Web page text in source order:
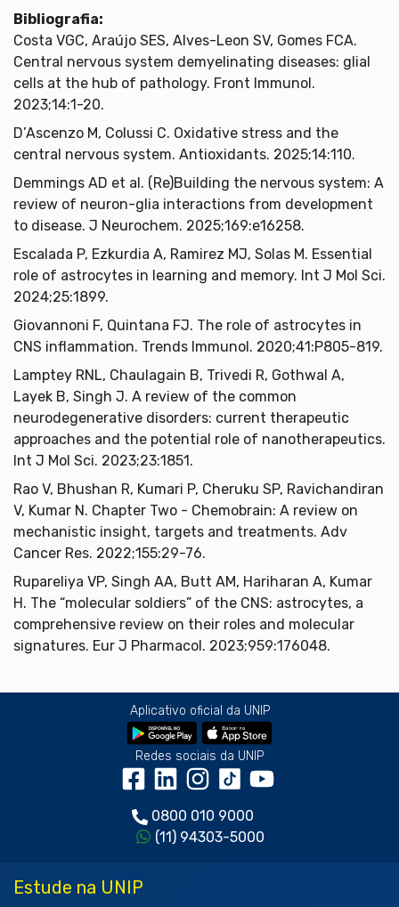
Bibliografia:
Costa VGC, Araújo SES, Alves-Leon SV, Gomes FCA.
Central nervous system demyelinating diseases: glial
cells at the hub of pathology. Front Immunol.
2023;14:1-20.
D’Ascenzo M, Colussi C. Oxidative stress and the
central nervous system. Antioxidants. 2025;14:110.
Demmings AD et al. (Re)Building the nervous system: A
review of neuron-glia interactions from development
to disease. J Neurochem. 2025;169:e16258.
Escalada P, Ezkurdia A, Ramirez MJ, Solas M. Essential
role of astrocytes in learning and memory. Int J Mol Sci.
2024;25:1899.
Giovannoni F, Quintana FJ. The role of astrocytes in
CNS inflammation. Trends Immunol. 2020;41:P805-819.
Lamptey RNL, Chaulagain B, Trivedi R, Gothwal A,
Layek B, Singh J. A review of the common
neurodegenerative disorders: current therapeutic
approaches and the potential role of nanotherapeutics.
Int J Mol Sci. 2023;23:1851.
Rao V, Bhushan R, Kumari P, Cheruku SP, Ravichandiran
V, Kumar N. Chapter Two - Chemobrain: A review on
mechanistic insight, targets and treatments. Adv
Cancer Res. 2022;155:29-76.
Rupareliya VP, Singh AA, Butt AM, Hariharan A, Kumar
H. The “molecular soldiers” of the CNS: astrocytes, a
comprehensive review on their roles and molecular
signatures. Eur J Pharmacol. 2023;959:176048.
Aplicativo oficial da UNIP
Redes sociais da UNIP
0800 010 9000
(11) 94303-5000
Estude na UNIP